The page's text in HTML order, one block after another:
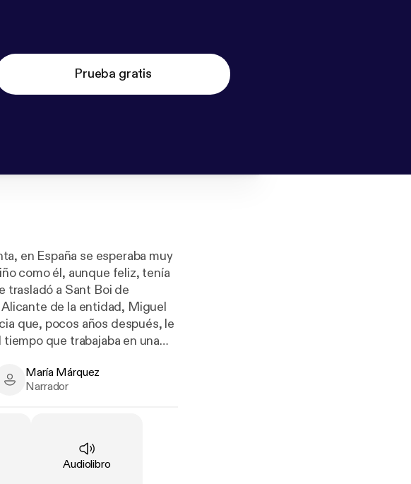
Prueba gratis
en España se esperaba muy
como él, aunque feliz, tenía
trasladó a Sant Boi de
de la entidad, Miguel
que, pocos años después, le
que trabajaba en una
abogado, se casó —pese a
implicó en la
la cadena. Compatibilizó el
propiedad de la
María Márquez - Narrator
María Márquez
Narrador
Tipo:
Audiolibro